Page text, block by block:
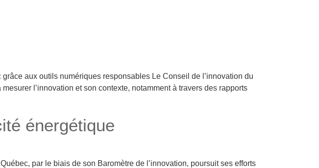
aux outils numériques responsables Le Conseil de l’innovation du
l’innovation et son contexte, notamment à travers des rapports
énergétique
par le biais de son Baromètre de l’innovation, poursuit ses efforts